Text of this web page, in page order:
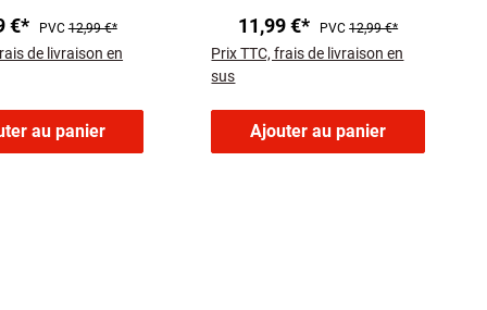
€* PVC12,99 €*
de livraison en
au panier
mit 3000 Kelvin
11,99 €* PVC12,99 €*
Prix TTC, frais de livraison en
sus
Ajouter au panier